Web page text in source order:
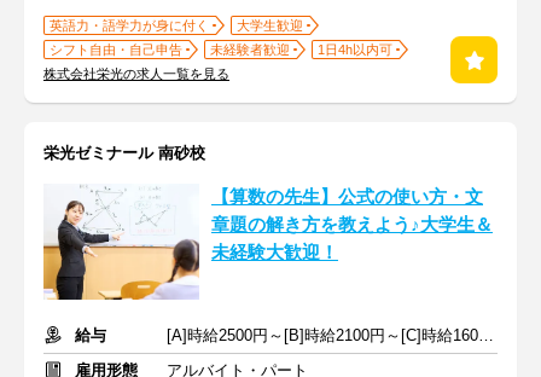
英語力・語学力が身に付く
大学生歓迎
シフト自由・自己申告
未経験者歓迎
1日4h以内可
株式会社栄光の求人一覧を見る
栄光ゼミナール 南砂校
【算数の先生】公式の使い方・文
章題の解き方を教えよう♪大学生＆
未経験大歓迎！
給与
[A]時給2500円～[B]時給2100円～[C]時給1600円～ ※生徒数による
雇用形態
アルバイト・パート